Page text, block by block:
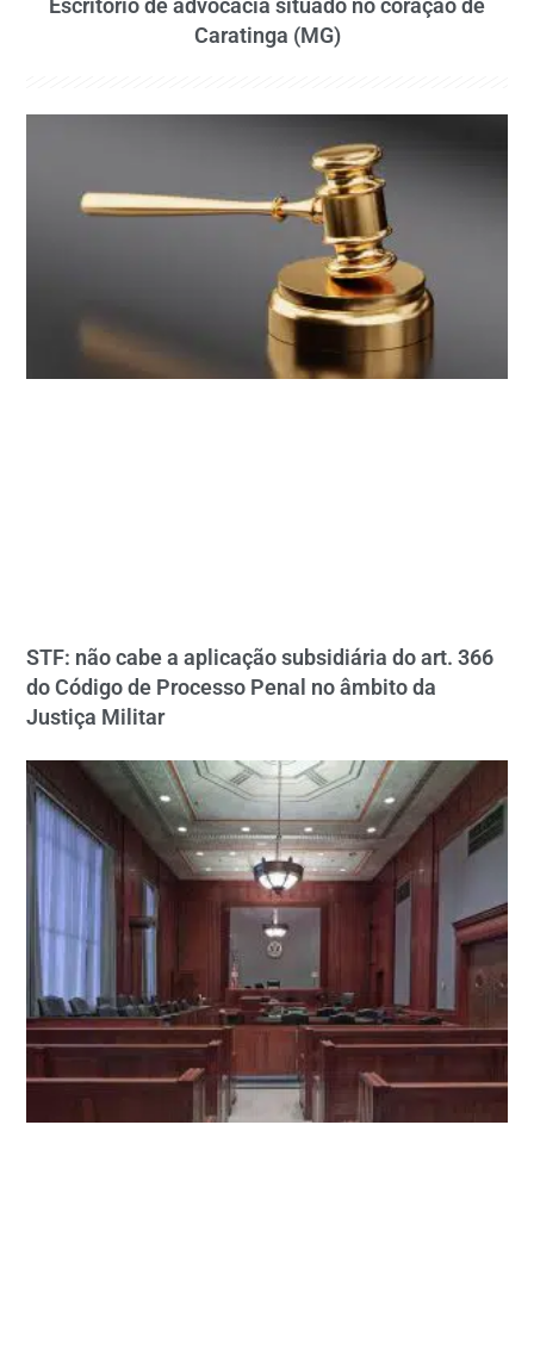
Escritório de advocacia situado no coração de
Caratinga (MG)
STF: não cabe a aplicação subsidiária do art. 366
do Código de Processo Penal no âmbito da
Justiça Militar